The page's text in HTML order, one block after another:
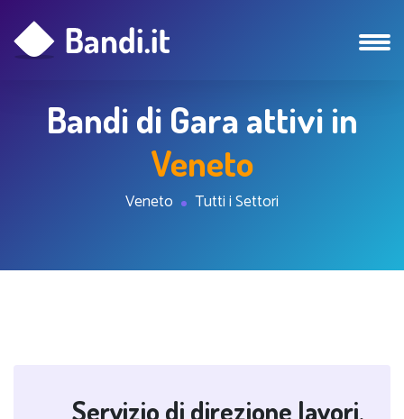
Bandi di Gara attivi in
Veneto
Veneto Tutti i Settori
Servizio di direzione lavori,